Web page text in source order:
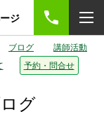
ジ
ブログ
講師活動
予約・問合せ
グ